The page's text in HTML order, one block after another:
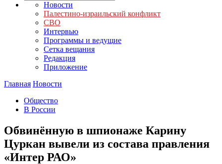
Новости
Палестино-израильский конфликт
СВО
Интервью
Программы и ведущие
Сетка вещания
Редакция
Приложение
Главная Новости
Общество
В России
Обвинённую в шпионаже Карину
Цуркан вывели из состава правления
«Интер РАО»